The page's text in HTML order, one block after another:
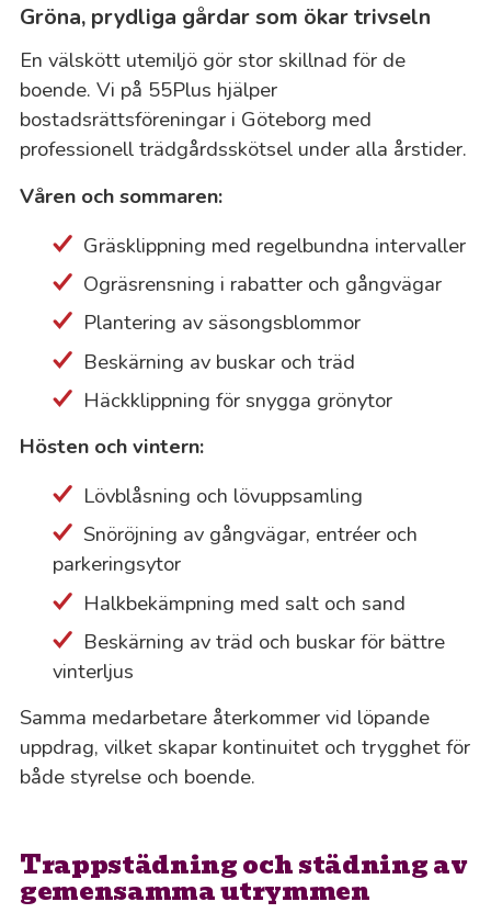
Gröna, prydliga gårdar som ökar trivseln
En välskött utemiljö gör stor skillnad för de
boende. Vi på 55Plus hjälper
bostadsrättsföreningar i Göteborg med
professionell trädgårdsskötsel under alla årstider.
Våren och sommaren:
Gräsklippning med regelbundna intervaller
Ogräsrensning i rabatter och gångvägar
Plantering av säsongsblommor
Beskärning av buskar och träd
Häckklippning för snygga grönytor
Hösten och vintern:
Lövblåsning och lövuppsamling
Snöröjning av gångvägar, entréer och
parkeringsytor
Halkbekämpning med salt och sand
Beskärning av träd och buskar för bättre
vinterljus
Samma medarbetare återkommer vid löpande
uppdrag, vilket skapar kontinuitet och trygghet för
både styrelse och boende.
Trappstädning och städning av
gemensamma utrymmen